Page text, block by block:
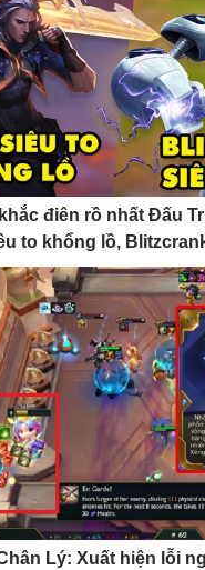
điên rồ nhất Đấu
to khổng lồ,
Lý: Xuất hiện lỗi